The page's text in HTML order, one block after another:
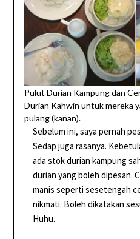
Pulut Durian Kampung dan
Durian Kahwin untuk mereka
pulang (kanan).
Sebelum ini, saya pernah
Sedap juga rasanya.
ada stok durian kampung
durian yang boleh dipesan.
manis seperti sesetengah
nikmati. Boleh dikatakan
Huhu.